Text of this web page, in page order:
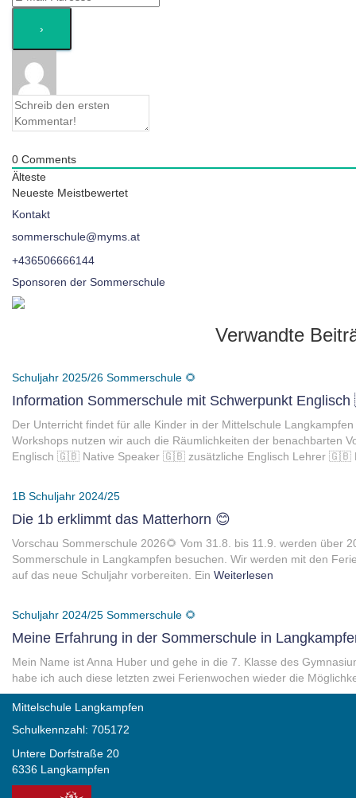
0 Comments
Älteste
Neueste Meistbewertet
Kontakt
sommerschule@myms.at
+436506666144
Sponsoren der Sommerschule
Verwandte
Schuljahr 2025/26 Sommerschule 🌻
Information Sommerschule mit Schwerpunkt
Der Unterricht findet für alle Kinder in der Mittelschule
Workshops nutzen wir auch die Räumlichkeiten der benachbarten
Englisch 🇬🇧 Native Speaker 🇬🇧 zusätzliche Englisch Lehrer 🇬🇧
1B Schuljahr 2024/25
Die 1b erklimmt das Matterhorn 😊
Vorschau Sommerschule 2026🌻 Vom 31.8. bis 11.9. werden über
Sommerschule in Langkampfen besuchen. Wir werden mit den
auf das neue Schuljahr vorbereiten. Ein Weiterlesen
Schuljahr 2024/25 Sommerschule 🌻
Meine Erfahrung in der Sommerschule in
Mein Name ist Anna Huber und gehe in die 7. Klasse des
habe ich auch diese letzten zwei Ferienwochen wieder die
Mittelschule Langkampfen
Schulkennzahl: 705172
Untere Dorfstraße 20
6336 Langkampfen